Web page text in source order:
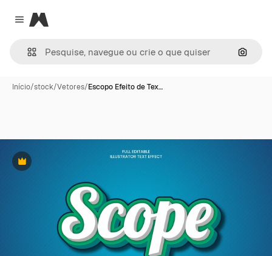
Close menu
Magnific
Início/stock/Vetores/Escopo Efeito de Tex…
Premium